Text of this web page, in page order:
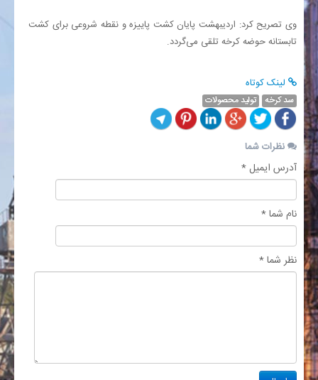
وی تصریح کرد: اردیبهشت پایان کشت پاییزه و نقطه شروعی برای کشت
تابستانه حوضه کرخه تلقی می‌گردد.
لینک کوتاه
سد کرخه تولید محصولات
نظرات شما
آدرس ایمیل *
نام شما *
نظر شما *